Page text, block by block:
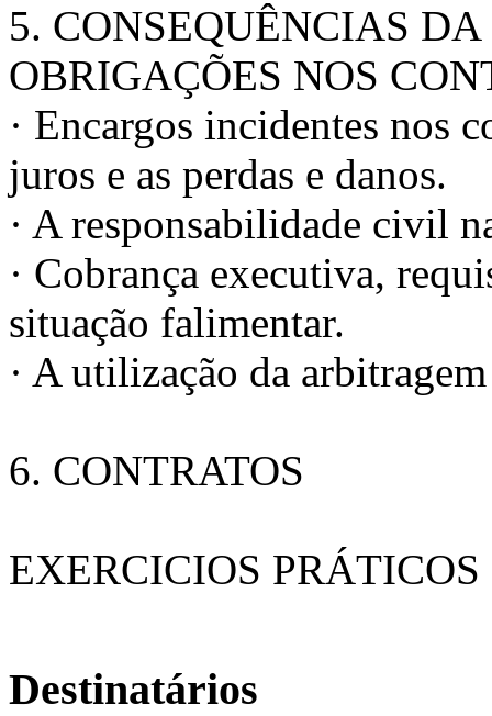
5. CONSEQUÊNCIAS
OBRIGAÇÕES NOS
· Encargos incidentes nos
juros e as perdas e danos.
· A responsabilidade civil
· Cobrança executiva,
situação falimentar.
· A utilização da
6. CONTRATOS
EXERCICIOS
Destinatários